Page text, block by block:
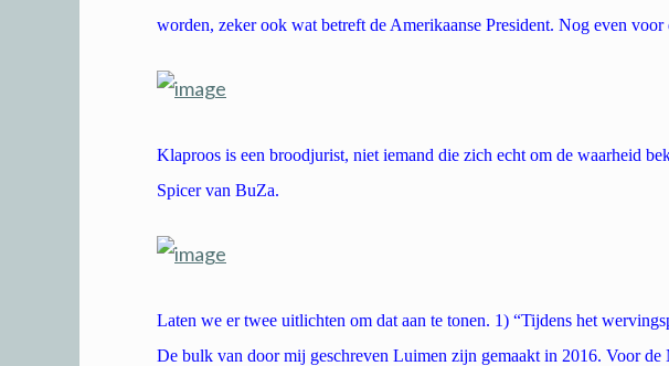
worden, zeker ook wat betreft de Amerikaanse President. Nog even voor
Klaproos is een broodjurist, niet iemand die zich echt om de waarheid
Spicer van BuZa.
Laten we er twee uitlichten om dat aan te tonen. 1) “Tijdens het
De bulk van door mij geschreven Luimen zijn gemaakt in 2016. Voor de